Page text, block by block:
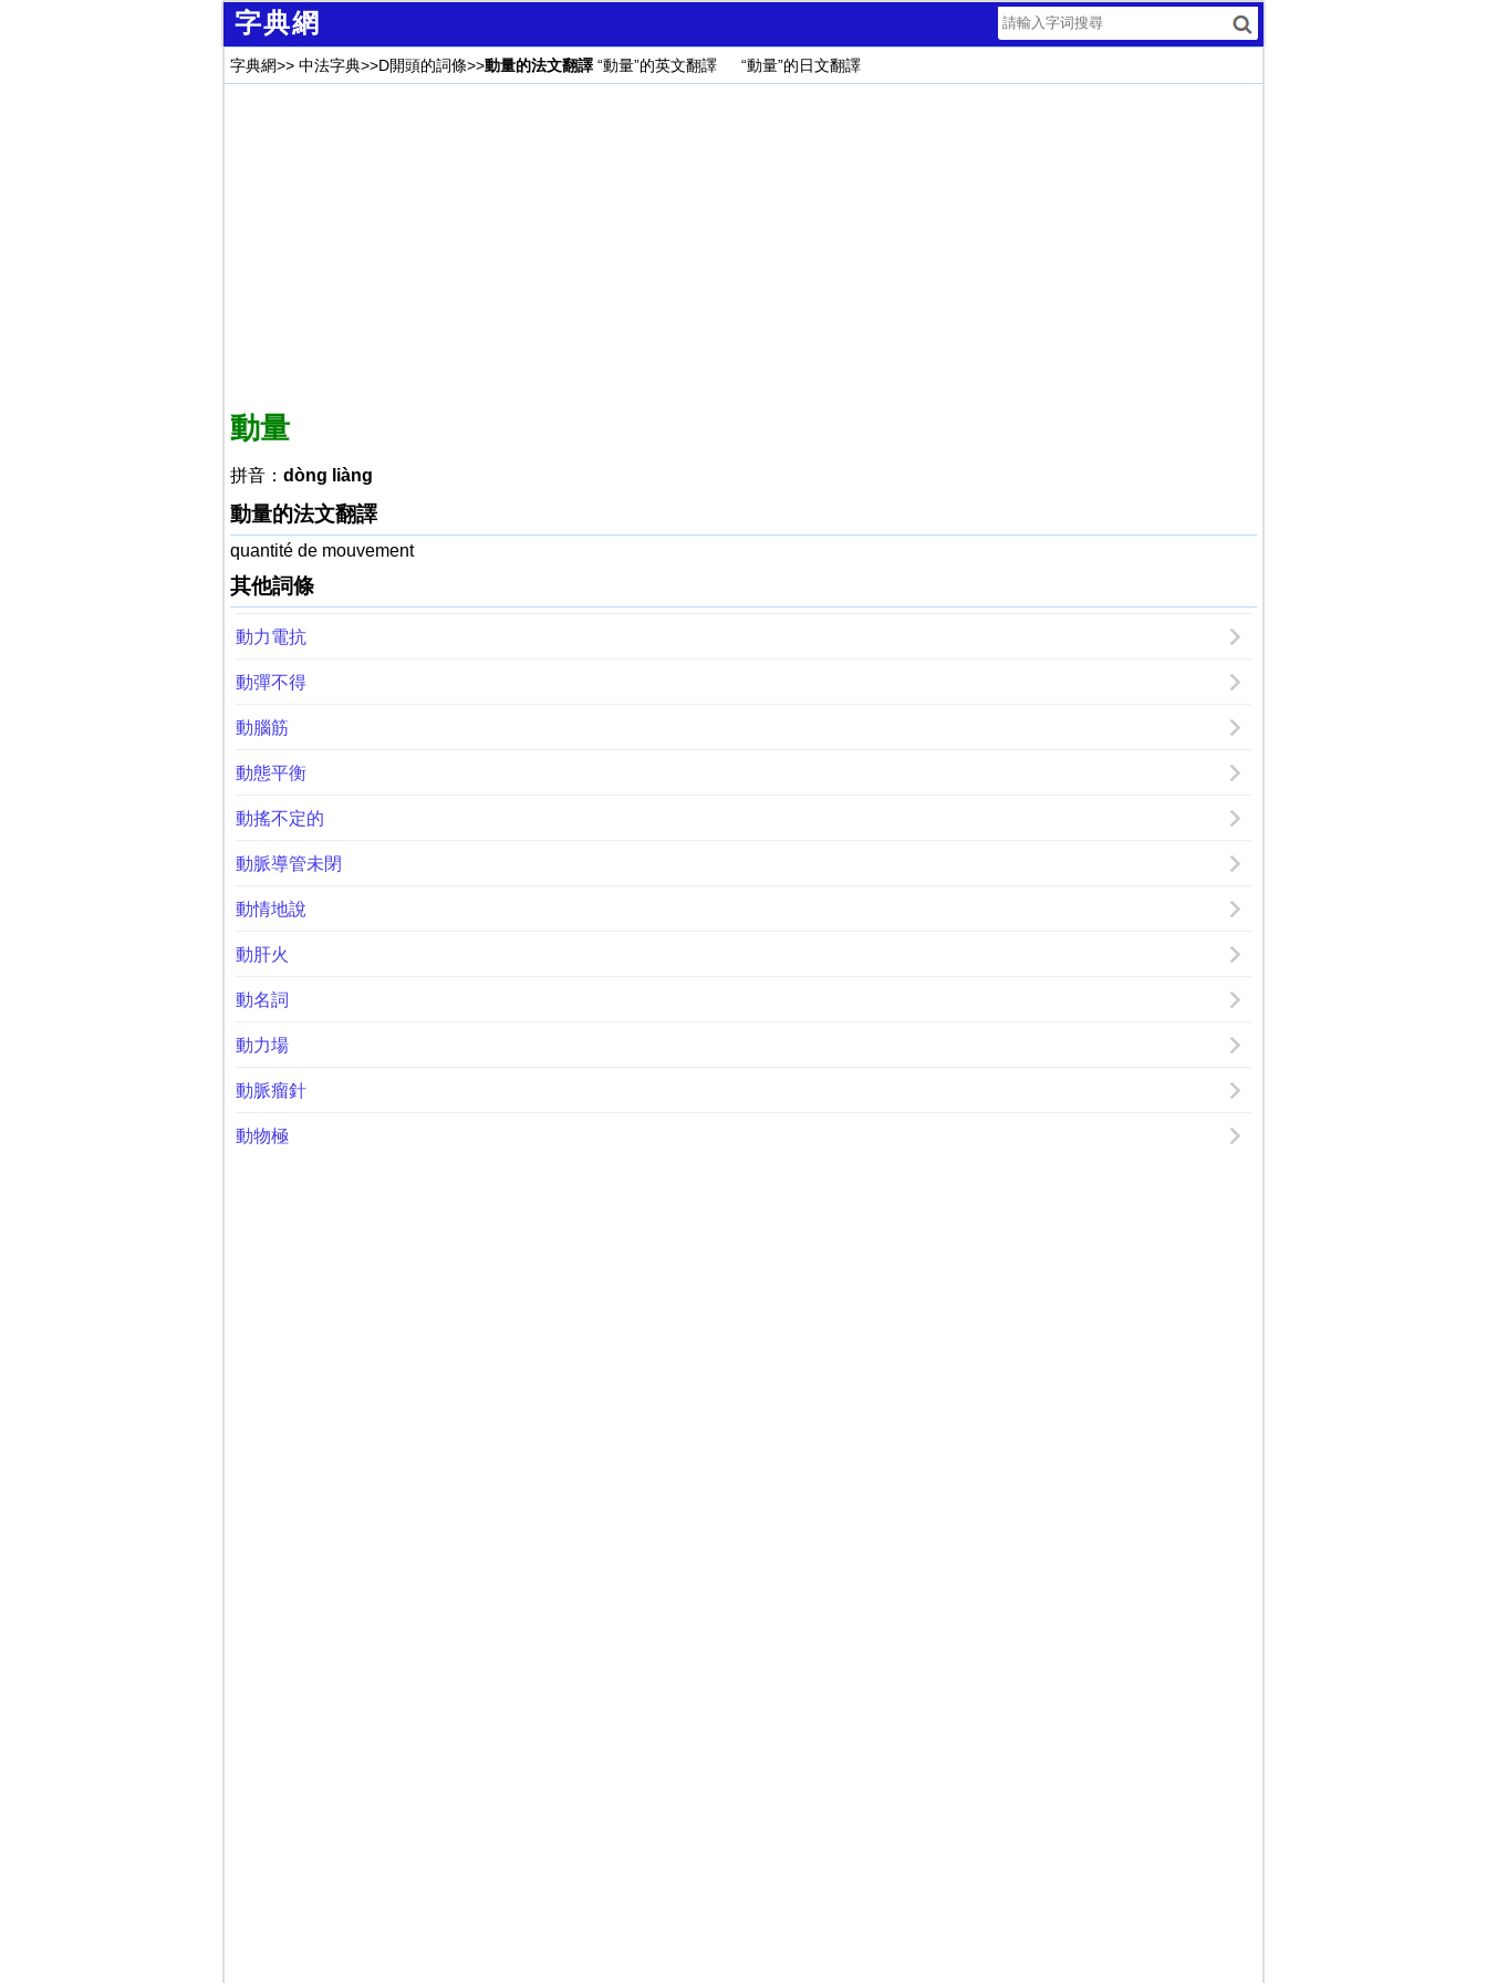
字典網
字典網>> 中法字典>>D開頭的詞條>>動量的法文翻譯 “動量”的英文翻譯 “動量”的日文翻譯
動量
拼音： dòng liàng
動量的法文翻譯
quantité de mouvement
其他詞條
動力電抗
動彈不得
動腦筋
動態平衡
動搖不定的
動脈導管未閉
動情地說
動肝火
動名詞
動力場
動脈瘤針
動物極